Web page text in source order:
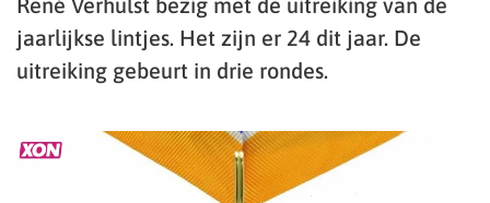
jaarlijkse lintjes. Het zijn er 24 dit jaar. De
uitreiking gebeurt in drie rondes.